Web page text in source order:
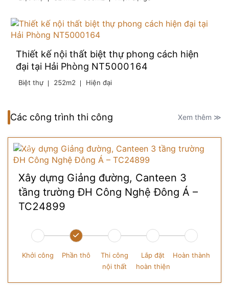
Thiết kế nội thất biệt thự phong cách hiện
đại tại Hải Phòng NT5000164
Biệt thự 252m2 Hiện đại
Các công trình thi công Xem thêm ≫
Xây dựng Giảng đường, Canteen 3
tầng trường ĐH Công Nghệ Đông Á –
TC24899
Khởi công Phần thô
Thi công
nội thất
Lắp đặt
hoàn thiện
Hoàn thành